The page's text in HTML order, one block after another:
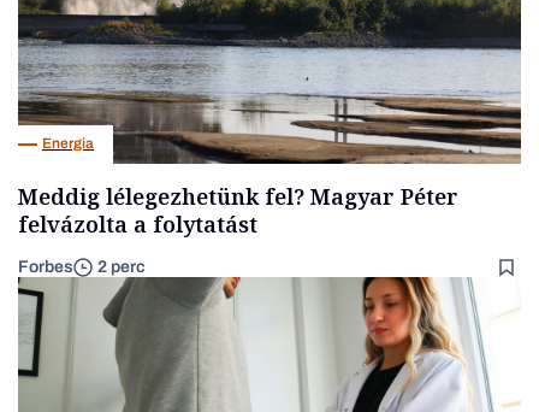
Energia
Meddig lélegezhetünk fel? Magyar Péter
felvázolta a folytatást
Forbes 2 perc